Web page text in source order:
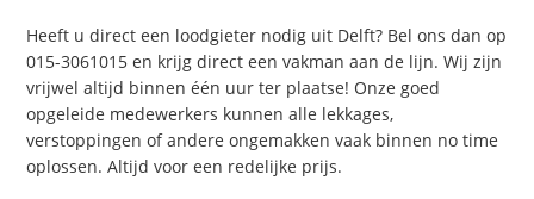
Heeft u direct een loodgieter nodig uit Delft? Bel ons dan op
015-3061015 en krijg direct een vakman aan de lijn. Wij zijn
vrijwel altijd binnen één uur ter plaatse! Onze goed
opgeleide medewerkers kunnen alle lekkages,
verstoppingen of andere ongemakken vaak binnen no time
oplossen. Altijd voor een redelijke prijs.